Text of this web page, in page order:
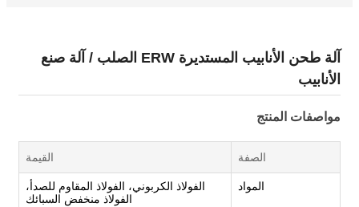
آلة طحن الأنابيب المستديرة ERW الصلب / آلة صنع
الأنابيب
مواصفات المنتج
الصفة القيمة
المواد
الفولاذ الكربوني، الفولاذ المقاوم للصدأ،
الفولاذ منخفض السبائك